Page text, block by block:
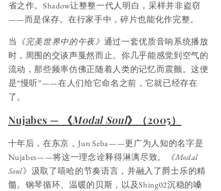
省之作。Shadow让整整一代人明白，采样并非盗窃
——而是保存。在行家手中，碎片也能化作完整。
当 《完美世界中的午夜》 通过一套优质音响系统播放
时，周围的交谈声戛然而止。你几乎能感觉到空气的
流动，那些频率仿佛正随着人类的记忆而震颤。这便
是“慢听”——在人们给它命名之前，它就已经存在
了。
Nujabes — 《Modal Soul》（2005）
十年后，在东京，Jun Seba——更广为人知的名字是
Nujabes——将这一理念诠释得淋漓尽致。
《Modal
Soul》汲取了嘻哈的节奏语言，并融入了爵士乐的精
髓。钢琴循环、温暖的贝斯，以及Shing02沉稳的嗓